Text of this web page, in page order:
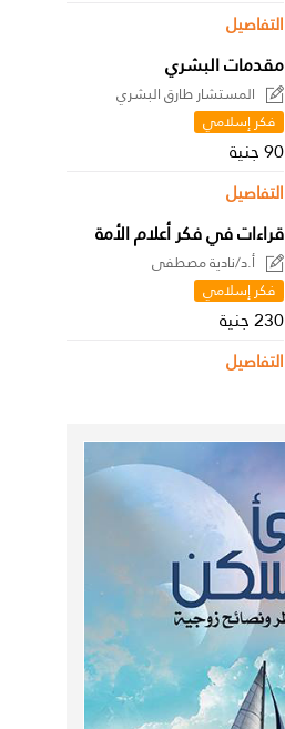
التفاصيل
مقدمات البشري
المستشار طارق البشري
فكر إسلامي
90 جنية
التفاصيل
قراءات في فكر أعلام الأمة
أ.د/نادية مصطفى
فكر إسلامي
230 جنية
التفاصيل